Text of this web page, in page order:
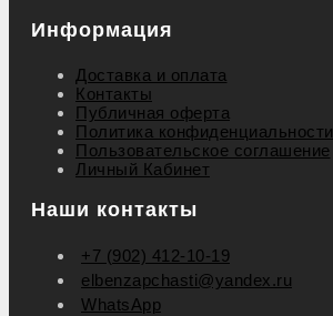
Информация
Доставка и оплата
Контакты
Публичная оферта
Политика конфиденциальности
Пользовательское соглашение
Личный Кабинет
Наши контакты
+7 (902) 412-10-19
elbenzapchasti@yandex.ru
WhatsApp